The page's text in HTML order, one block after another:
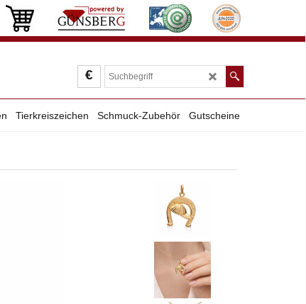
€
Tierkreiszeichen Schmuck-Zubehör Gutscheine